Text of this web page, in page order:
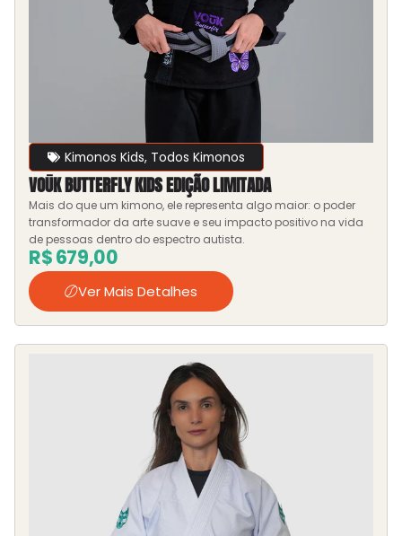
Kimonos Kids, Todos Kimonos
VOŪK BUTTERFLY KIDS EDIÇÃO LIMITADA
Mais do que um kimono, ele representa algo maior: o poder
transformador da arte suave e seu impacto positivo na vida
de pessoas dentro do espectro autista.
R$679,00
Ver Mais Detalhes